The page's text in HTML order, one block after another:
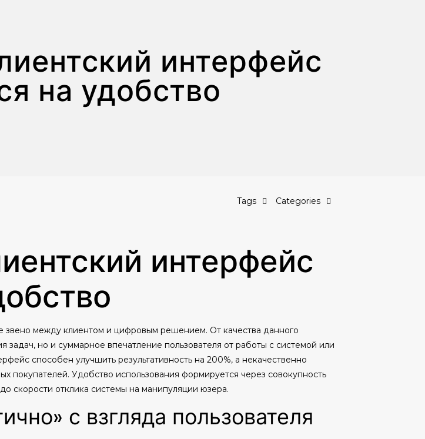
интерфейс
на удобство
Categories
Tags
интерфейс
звено между клиентом и цифровым решением. От качества данного
но и суммарное впечатление пользователя от работы с системой или
способен улучшить результативность на 200%, а некачественно
Удобство использования формируется через совокупность
скорости отклика системы на манипуляции юзера.
с взгляда пользователя